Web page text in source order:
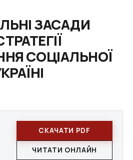
ЗАСАДИ
СОЦІАЛЬНОЇ
СКАЧАТИ PDF
ЧИТАТИ ОНЛАЙН